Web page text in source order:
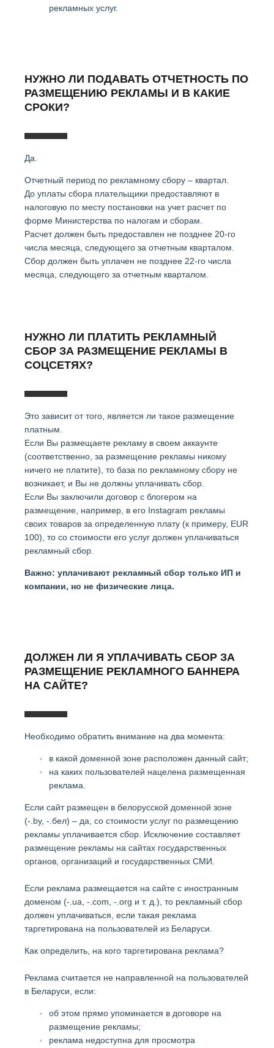
рекламных услуг.
НУЖНО ЛИ ПОДАВАТЬ ОТЧЕТНОСТЬ ПО
РАЗМЕЩЕНИЮ РЕКЛАМЫ И В КАКИЕ
СРОКИ?
Да.
Отчетный период по рекламному сбору – квартал.
До уплаты сбора плательщики предоставляют в
налоговую по месту постановки на учет расчет по
форме Министерства по налогам и сборам.
Расчет должен быть предоставлен не позднее 20-го
числа месяца, следующего за отчетным кварталом.
Сбор должен быть уплачен не позднее 22-го числа
месяца, следующего за отчетным кварталом.
НУЖНО ЛИ ПЛАТИТЬ РЕКЛАМНЫЙ
СБОР ЗА РАЗМЕЩЕНИЕ РЕКЛАМЫ В
СОЦСЕТЯХ?
Это зависит от того, является ли такое размещение
платным.
Если Вы размещаете рекламу в своем аккаунте
(соответственно, за размещение рекламы никому
ничего не платите), то база по рекламному сбору не
возникает, и Вы не должны уплачивать сбор.
Если Вы заключили договор с блогером на
размещение, например, в его Instagram рекламы
своих товаров за определенную плату (к примеру, EUR
100), то со стоимости его услуг должен уплачиваться
рекламный сбор.
Важно: уплачивают рекламный сбор только ИП и
компании, но не физические лица.
ДОЛЖЕН ЛИ Я УПЛАЧИВАТЬ СБОР ЗА
РАЗМЕЩЕНИЕ РЕКЛАМНОГО БАННЕРА
НА САЙТЕ?
Необходимо обратить внимание на два момента:
в какой доменной зоне расположен данный сайт;
на каких пользователей нацелена размещенная
реклама.
Если сайт размещен в белорусской доменной зоне
(-.by, -.бел) – да, со стоимости услуг по размещению
рекламы уплачивается сбор. Исключение составляет
размещение рекламы на сайтах государственных
органов, организаций и государственных СМИ.
Если реклама размещается на сайте с иностранным
доменом (-.ua, -.com, -.org и т. д.), то рекламный сбор
должен уплачиваться, если такая реклама
таргетирована на пользователей из Беларуси.
Как определить, на кого таргетирована реклама?
Реклама считается не направленной на пользователей
в Беларуси, если:
об этом прямо упоминается в договоре на
размещение рекламы;
реклама недоступна для просмотра